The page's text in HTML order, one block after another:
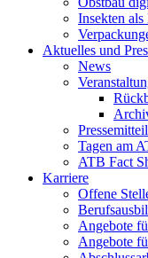
Insekten
Aktuelles und
News
Tagen am
ATB Fact
Karriere
Offene
Angebote
Angebote